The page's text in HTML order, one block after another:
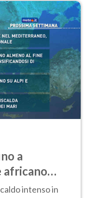
a
africano
intenso in